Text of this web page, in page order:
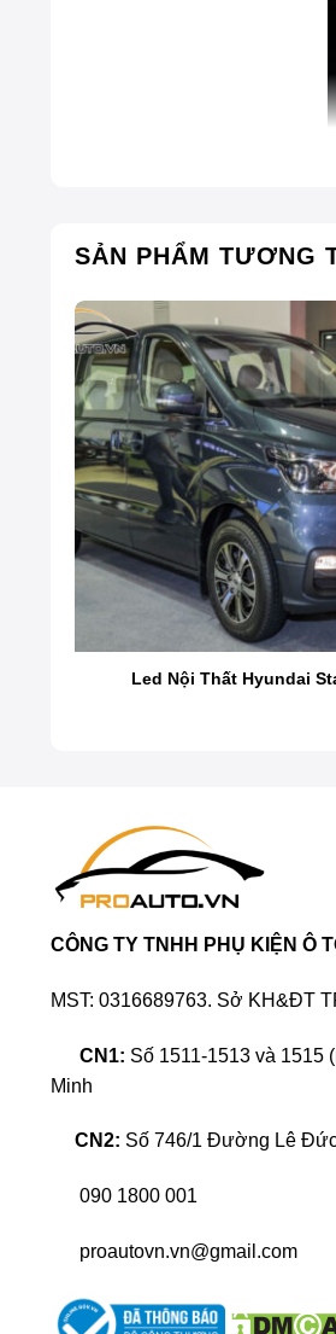
Ví như đèn pha, đèn gầm
chán và đơn điệu, là một
Độ đèn LED nội thất xe
ghế xe, trần xe,… tuỳ theo
Cấu tạo đèn LED nội thất
SẢN PHẨM TƯƠNG
Led Nội Thất Hyundai
CÔNG TY TNHH PHỤ KIỆN Ô
MST: 0316689763. Sở KH&ĐT
CN1: Số 1511-1513 và 1515
Minh
CN2: Số 746/1 Đường Lê
090 1800 001
proautovn.vn@gmail.com